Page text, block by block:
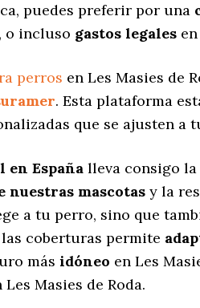
puedes preferir por una
o incluso gastos legales
perros en Les Masies de
. Esta plataforma
que se ajusten a
en España lleva consigo
mascotas y la
a tu perro, sino que
coberturas permite
más idóneo en Les
Masies de Roda.